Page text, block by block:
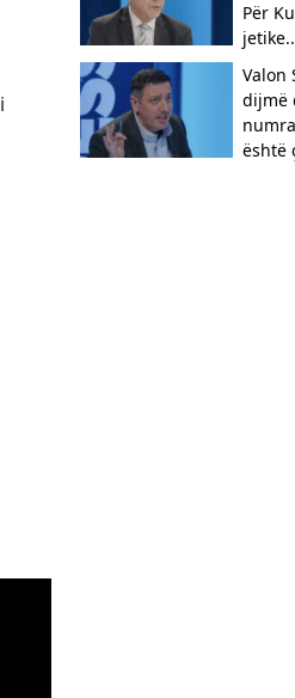
Për
Valon
dijmë
është